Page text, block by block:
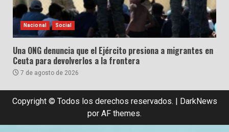
Nacional Social
Una ONG denuncia que el Ejército presiona a migrantes en
Ceuta para devolverlos a la frontera
7 de agosto de 2026
Copyright © Todos los derechos reservados. | DarkNews
por AF themes.